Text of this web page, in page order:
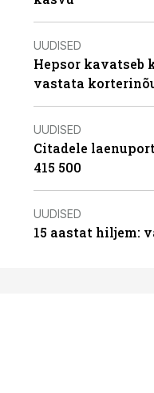
UUDISED
Hepsor kavatseb
vastata
UUDISED
Citadele
415 500
UUDISED
15 aastat hiljem: